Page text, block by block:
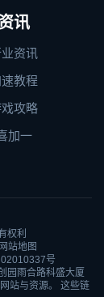
讯
资讯
教程
攻略
加一
权利
网站地图
号
园雨合路科盛大厦
站与资源。 这些链